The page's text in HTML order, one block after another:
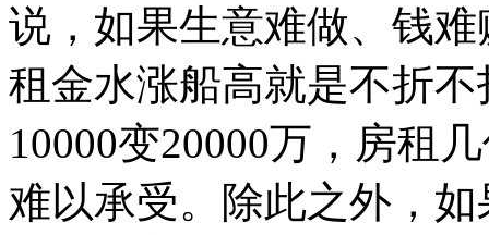
说，如果生意难做、钱
租金水涨船高就是不折
10000变20000万，房租
难以承受。除此之外，